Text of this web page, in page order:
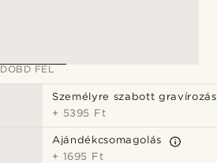
DOBD FEL
Személyre szabott gravírozás
+ 5395 Ft
Ajándékcsomagolás
+ 1695 Ft